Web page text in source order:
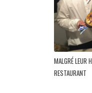
MALGRÉ LEUR
RESTAURANT